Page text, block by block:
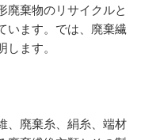
廃棄物のリサイクルと
います。では、廃棄繊
ます。
、廃棄糸、絹糸、端材